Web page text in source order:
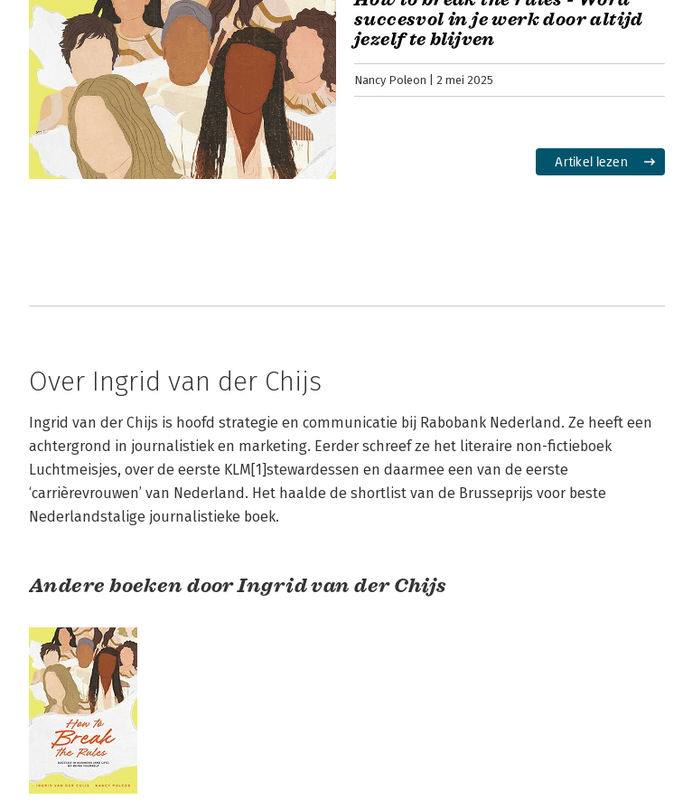
succesvol in je werk door altijd
jezelf te blijven
Nancy Poleon 2 mei 2025
Artikel lezen
Over Ingrid van der Chijs
Ingrid van der Chijs is hoofd strategie en communicatie bij Rabobank Nederland. Ze heeft een
achtergrond in journalistiek en marketing. Eerder schreef ze het literaire non-fictieboek
Luchtmeisjes, over de eerste KLM[1]stewardessen en daarmee een van de eerste
‘carrièrevrouwen’ van Nederland. Het haalde de shortlist van de Brusseprijs voor beste
Nederlandstalige journalistieke boek.
Andere boeken door Ingrid van der Chijs